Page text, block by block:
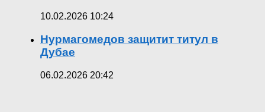
10.02.2026 10:24
Нурмагомедов защитит титул в
Дубае
06.02.2026 20:42